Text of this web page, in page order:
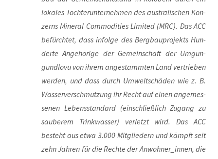
loka­les Toch­ter­un­ter­neh­men des aus­tra­li­schen Kon­
zerns Mine­ral Com­mo­di­ties Limi­t­ed (MRC). Das ACC
befürch­tet, dass infol­ge des Berg­bau­pro­jekts Hun­
der­te Ange­hö­ri­ge der Gemein­schaft der Umgun­
gund­l­o­vu von ihrem ange­stamm­ten Land ver­trie­ben
wer­den, und dass durch Umwelt­schä­den wie z. B.
Was­ser­ver­schmut­zung ihr Recht auf einen ange­mes­
se­nen Lebens­stan­dard (ein­schließ­lich Zugang zu
sau­be­rem Trink­was­ser) ver­letzt wird. Das ACC
besteht aus etwa 3.000 Mit­glie­dern und kämpft seit
zehn Jah­ren für die Rech­te der Anwohner_innen, die